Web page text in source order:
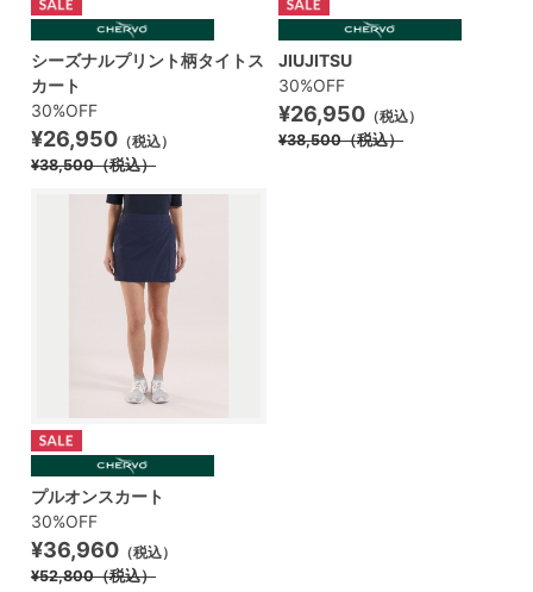
シーズナルプリント柄タイトス
カート
30%OFF
¥26,950 （税込）
¥38,500（税込）
JIUJITSU
30%OFF
¥26,950 （税込）
¥38,500（税込）
プルオンスカート
30%OFF
¥36,960 （税込）
¥52,800（税込）